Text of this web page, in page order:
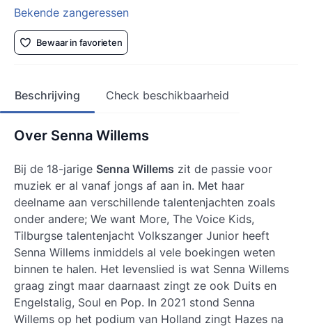
Bekende zangeressen
Bewaar in favorieten
Beschrijving Check beschikbaarheid
Over Senna Willems
Bij de 18-jarige Senna Willems zit de passie voor
muziek er al vanaf jongs af aan in. Met haar
deelname aan verschillende talentenjachten zoals
onder andere; We want More, The Voice Kids,
Tilburgse talentenjacht Volkszanger Junior heeft
Senna Willems inmiddels al vele boekingen weten
binnen te halen. Het levenslied is wat Senna Willems
graag zingt maar daarnaast zingt ze ook Duits en
Engelstalig, Soul en Pop. In 2021 stond Senna
Willems op het podium van Holland zingt Hazes na